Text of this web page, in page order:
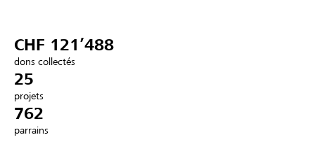
Se connecter
CHF 121’488
dons collectés
25
projets
762
parrains